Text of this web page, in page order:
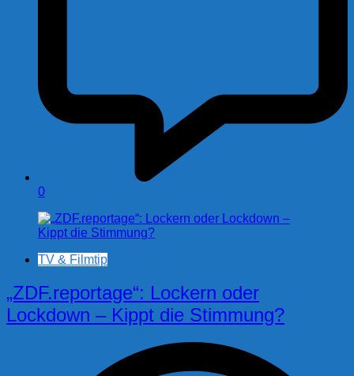
0
TV & Filmtip
„ZDF.reportage“: Lockern oder
Lockdown – Kippt die Stimmung?